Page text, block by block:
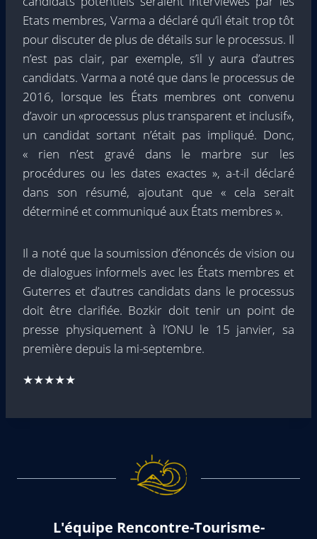
Etats membres, Varma a déclaré qu’il était trop tôt
pour discuter de plus de détails sur le processus. Il
n’est pas clair, par exemple, s’il y aura d’autres
candidats. Varma a noté que dans le processus de
2016, lorsque les États membres ont convenu
d’avoir un «processus plus transparent et inclusif»,
un candidat sortant n’était pas impliqué. Donc,
« rien n’est gravé dans le marbre sur les
procédures ou les dates exactes », a-t-il déclaré
dans son résumé, ajoutant que « cela serait
déterminé et communiqué aux États membres ».
Il a noté que la soumission d’énoncés de vision ou
de dialogues informels avec les États membres et
Guterres et d’autres candidats dans le processus
doit être clarifiée. Bozkir doit tenir un point de
presse physiquement à l’ONU le 15 janvier, sa
première depuis la mi-septembre.
★★★★★
L'équipe Rencontre-Tourisme-